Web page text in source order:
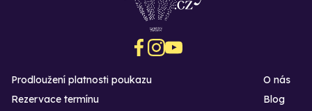
Prodloužení platnosti poukazu
Rezervace termínu
O nás
Blog